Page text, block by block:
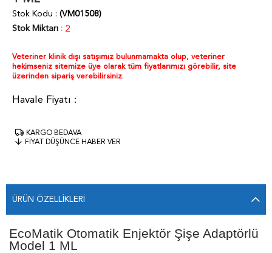
Stok Kodu
(VM01508)
Stok Miktarı : 2
Veteriner klinik dışı satışımız bulunmamakta olup, veteriner
hekimseniz sitemize üye olarak tüm fiyatlarımızı görebilir, site
üzerinden sipariş verebilirsiniz.
KARGO BEDAVA
FIYAT DÜŞÜNCE HABER VER
ÜRÜN ÖZELLIKLERI
EcoMatik Otomatik Enjektör Şişe Adaptörlü
Model 1 ML